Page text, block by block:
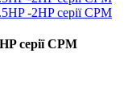
серії CPM